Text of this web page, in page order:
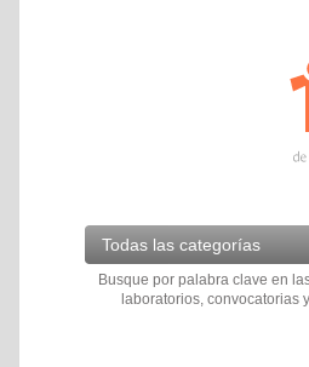
Todas las categorías
Busque por palabra clave en
laboratorios, convocatorias